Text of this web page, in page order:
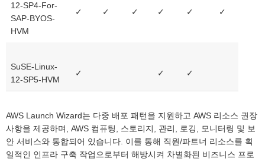
12-SP4-For-
SAP-BYOS-
HVM
✓ ✓ ✓ ✓ ✓ ✓
SuSE-Linux-
12-SP5-HVM
✓ ✓ ✓
AWS Launch Wizard는 다중 배포 패턴을 지원하고 AWS 리소스 권장
사항을 제공하며, AWS 컴퓨팅, 스토리지, 관리, 로깅, 모니터링 및 보
안 서비스와 통합되어 있습니다. 이를 통해 직원/파트너 리소스를 획
일적인 인프라 구축 작업으로부터 해방시켜 차별화된 비즈니스 프로